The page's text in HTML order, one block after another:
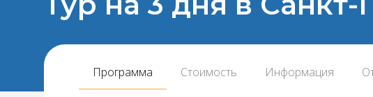
Программа Стоимость Информация